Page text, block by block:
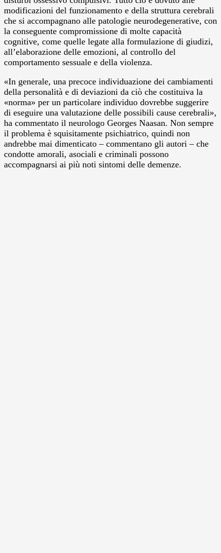
modificazioni del funzionamento e della struttura cerebrali
che si accompagnano alle patologie neurodegenerative, con
la conseguente compromissione di molte capacità
cognitive, come quelle legate alla formulazione di giudizi,
all’elaborazione delle emozioni, al controllo del
comportamento sessuale e della violenza.
«In generale, una precoce individuazione dei cambiamenti
della personalità e di deviazioni da ciò che costituiva la
«norma» per un particolare individuo dovrebbe suggerire
di eseguire una valutazione delle possibili cause cerebrali»,
ha commentato il neurologo Georges Naasan. Non sempre
il problema è squisitamente psichiatrico, quindi non
andrebbe mai dimenticato – commentano gli autori – che
condotte amorali, asociali e criminali possono
accompagnarsi ai più noti sintomi delle demenze.